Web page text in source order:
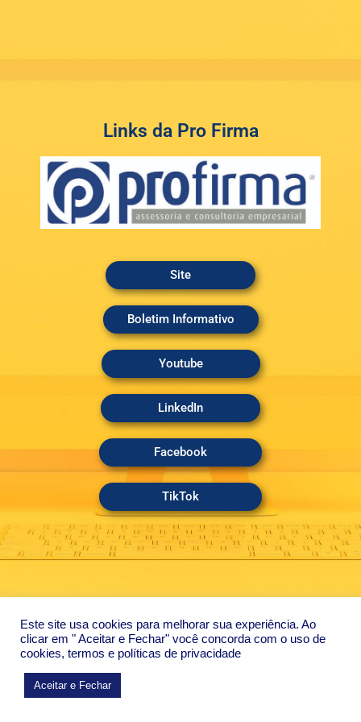
Links da Pro Firma
Site
Boletim Informativo
Youtube
LinkedIn
Facebook
TikTok
Este site usa cookies para melhorar sua experiência. Ao
clicar em " Aceitar e Fechar" você concorda com o uso de
cookies, termos e políticas de privacidade
Aceitar e Fechar